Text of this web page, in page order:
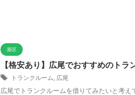
港区
【格安あり】広尾でおすすめのト
トランクルーム, 広尾
広尾でトランクルームを借りてみたいと考え